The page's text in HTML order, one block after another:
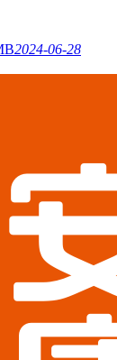
2024-06-28